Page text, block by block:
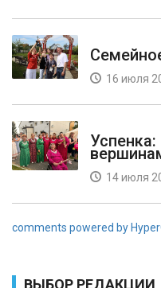
16 июля
14 июля
comments powered by
ВЫБОР РЕДАКЦИИ